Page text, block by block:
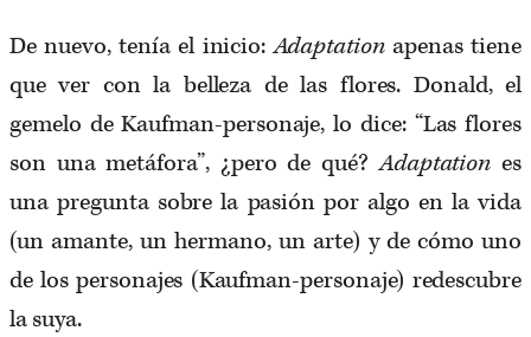
De nuevo, tenía el inicio:Adaptationapenas tiene
que ver con la belleza de las flores. Donald, el
gemelo de Kaufman-personaje, lo dice: “Las flores
son una metáfora”, ¿pero de qué?Adaptation es
una pregunta sobre la pasión por algo en la vida
(un amante, un hermano, un arte) y de cómo uno
de los personajes (Kaufman-personaje) redescubre
la suya.